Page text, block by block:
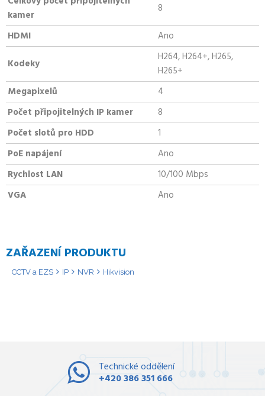
kamer
8
HDMI
Ano
Kodeky
H264, H264+, H265,
H265+
Megapixelů
4
Počet připojitelných IP kamer
8
Počet slotů pro HDD
1
PoE napájení
Ano
Rychlost LAN
10/100 Mbps
VGA
Ano
ZAŘAZENÍ PRODUKTU
CCTV a EZS IP NVR Hikvision
Technické oddělení
+420 386 351 666